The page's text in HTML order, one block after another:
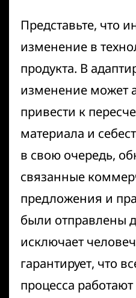
Представьте, что
изменение в
продукта. В
изменение может
привести к
материала и
в свою очередь,
связанные
предложения и
были отправлены
исключает
гарантирует, что
процесса